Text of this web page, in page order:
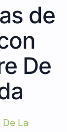
de
De
De La